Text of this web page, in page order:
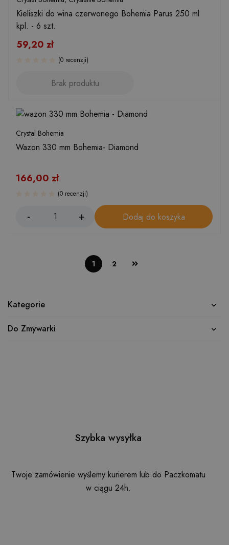
Kategorie
Do Zmywarki
Kieliszki do wina czerwonego Bohemia Parus 250 ml
kpl. - 6 szt.
59,20 zł
(0 recenzji)
Brak produktu
Crystal Bohemia
Wazon 330 mm Bohemia- Diamond
166,00 zł
(0 recenzji)
Dodaj do koszyka
1 2
Szybka wysyłka
Twoje zamówienie wyślemy kurierem lub do Paczkomatu
w ciągu 24h.